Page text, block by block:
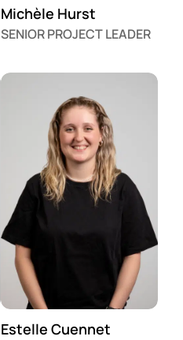
Michèle Hurst
SENIOR PROJECT LEADER
Estelle Cuennet